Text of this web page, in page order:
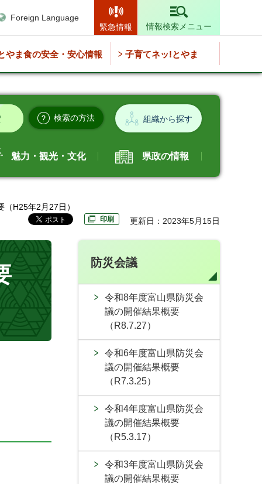
Foreign Language
緊急情報
情報検索メニュー
やま食の安全・安心情報 子育てネッ!とやま
検索の方法 組織から探す
魅力・観光・文化 県政の情報
H25年2月27日）
印刷 更新日：2023年5月15日
防災会議
令和8年度富山県防災会
議の開催結果概要
（R8.7.27）
令和6年度富山県防災会
議の開催結果概要
（R7.3.25）
令和4年度富山県防災会
議の開催結果概要
（R5.3.17）
令和3年度富山県防災会
議の開催結果概要